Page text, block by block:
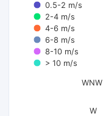
0.5-2 m/s
2-4 m/s
4-6 m/s
6-8 m/s
8-10 m/s
> 10 m/s
W
WNW